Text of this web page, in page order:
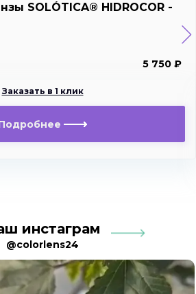
SOLÓTICA® HIDROCOR -
5 750 ₽
Заказать в 1 клик
инстаграм
@colorlens24